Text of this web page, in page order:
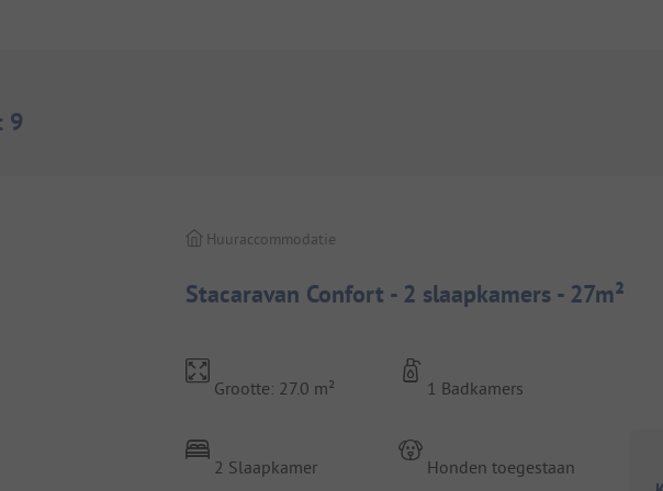
: 9
Stacaravan Confort - 2 slaapkamers - 27m²
Huuraccommodatie
Grootte: 27.0 m²
2 Slaapkamer
1 Badkamers
Honden toegestaan